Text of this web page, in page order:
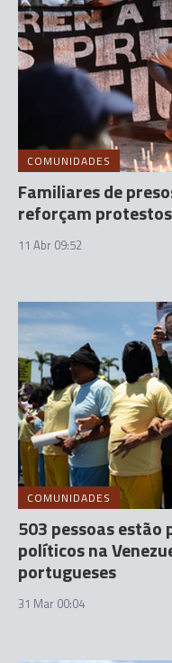
COMUNIDADES
Familiares de
reforçam
11 Abr 09:52
COMUNIDADES
503 pessoas
políticos na
portugueses
31 Mar 00:04